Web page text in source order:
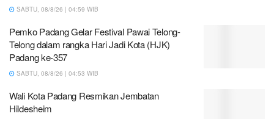
SABTU, 08/8/26 | 04:59 WIB
Pemko Padang Gelar Festival Pawai Telong-
Telong dalam rangka Hari Jadi Kota (HJK)
Padang ke-357
SABTU, 08/8/26 | 04:53 WIB
Wali Kota Padang Resmikan Jembatan
Hildesheim